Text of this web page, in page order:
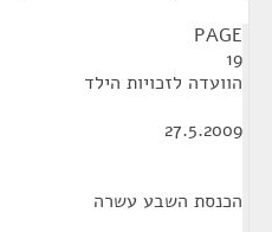
PAGE
19
הוועדה לזכויות הילד
27.5.2009
הכנסת השבע עשרה